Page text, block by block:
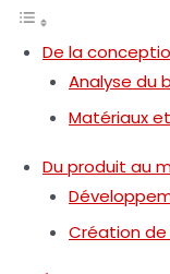
De la
Analyse du
Matériaux
Du produit au
Création